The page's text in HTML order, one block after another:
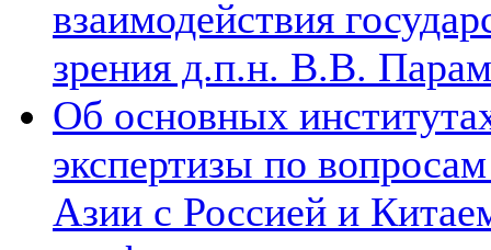
взаимодействия
зрения д.п.н. В.В.
Об основных
экспертизы по
Азии с Россией и